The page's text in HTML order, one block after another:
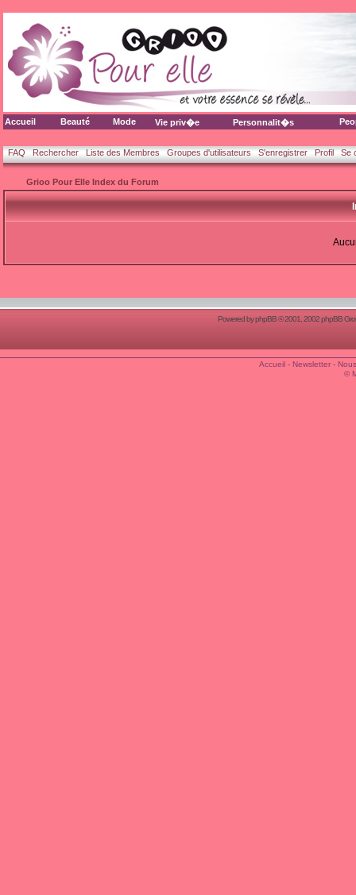
Accueil Beauté Mode Vie priv�e Personnalit�s
FAQ Rechercher Liste des Membres Groupes d'utilisateurs S'enregistrer Profil Se
Grioo Pour Elle Index du Forum
Powered byphpBB© 2001, 2002 phpBB
Accueil- Newsletter-
©